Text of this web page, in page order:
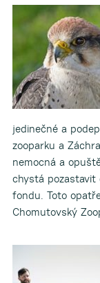
jedinečné a
zooparku a
nemocná a
chystá pozastavit
fondu. Toto
Chomutovský